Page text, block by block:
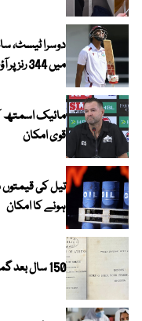
دوسرا ٹیسٹ،
میں 344 رنز پر آؤٹ
مائیک اسمتھ
قوی امکان
تیل کی قیمتوں
ہونے کا امکان
150 سال بعد گمشدہ کتاب لائبریری کو واپس مل گئی